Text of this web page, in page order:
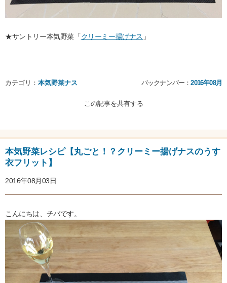
★サントリー本気野菜「クリーミー揚げナス 」
カテゴリ： 本気野菜ナス バックナンバー：2016年08月
この記事を共有する
本気野菜レシピ【丸ごと！？クリーミー揚げナスのうす
衣フリット】
2016年08月03日
こんにちは、チバです。